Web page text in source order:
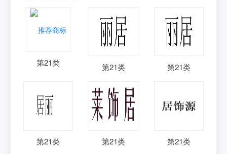
第21类 第21类 第21类
第21类 第21类 第21类